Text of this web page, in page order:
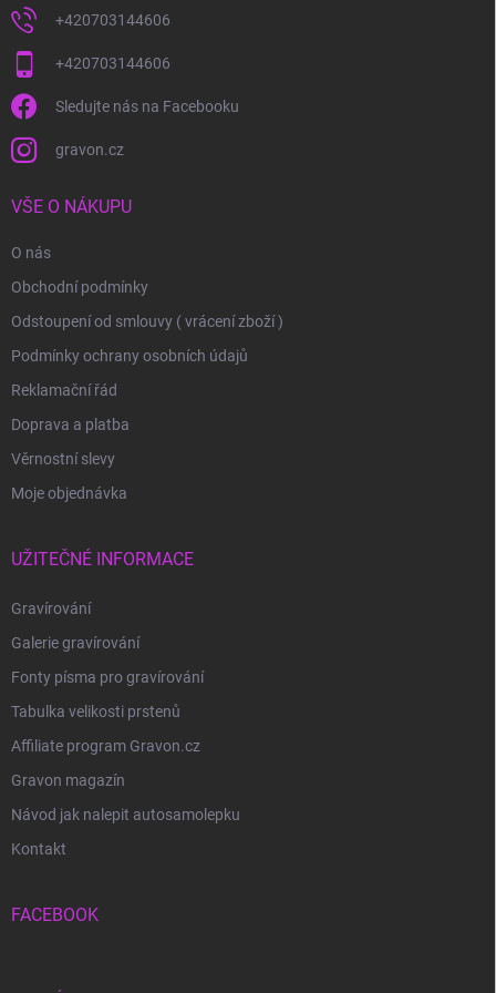
+420703144606
+420703144606
Sledujte nás na Facebooku
gravon.cz
VŠE O NÁKUPU
O nás
Obchodní podmínky
Odstoupení od smlouvy ( vrácení zboží )
Podmínky ochrany osobních údajů
Reklamační řád
Doprava a platba
Věrnostní slevy
Moje objednávka
UŽITEČNÉ INFORMACE
Gravírování
Galerie gravírování
Fonty písma pro gravírování
Tabulka velikosti prstenů
Affiliate program Gravon.cz
Gravon magazín
Návod jak nalepit autosamolepku
Kontakt
FACEBOOK